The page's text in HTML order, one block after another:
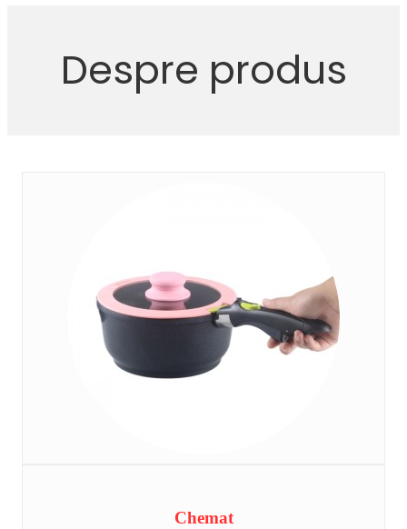
Despre produs
Chemat